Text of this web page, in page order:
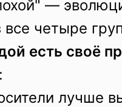
—
четыре
есть своё
лучше